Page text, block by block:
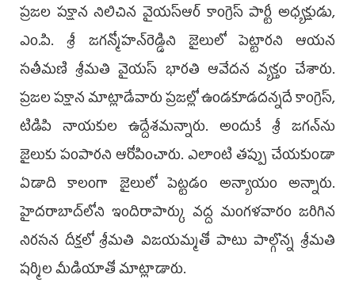
ప్రజల పక్షాన నిలిచిన వైయస్‌ఆర్‌ కాంగ్రెస్‌ పార్టీ అధ్యక్షుడు,
ఎం.పి. శ్రీ జగన్మోహన్‌రెడ్డిని జైలులో పెట్టారని ఆయన
సతీమణి శ్రీమతి వైయస్ భారతి ఆవేదన వ్యక్తం చేశారు.
ప్రజల పక్షాన మాట్లాడేవారు ‌ప్రజల్లో ఉండకూడదన్నదే కాంగ్రెస్‌,
టిడిపి నాయకుల ఉద్దేశమన్నారు. అందుకే శ్రీ జగన్‌ను
జైలుకు పంపారని ‌ఆరోపించారు. ఎలాంటి తప్పు చేయకుండా
ఏడాది కాలంగా జైలులో పెట్టడం అన్యాయం అన్నారు.
హైదరాబాద్‌లోని ఇందిరాపార్కు వద్ద మంగళవారం జరిగిన
నిరసన దీక్షలో శ్రీమతి విజయమ్మతో పాటు పాల్గొన్న శ్రీమతి
షర్మిల మీడియాతో మాట్లాడారు.